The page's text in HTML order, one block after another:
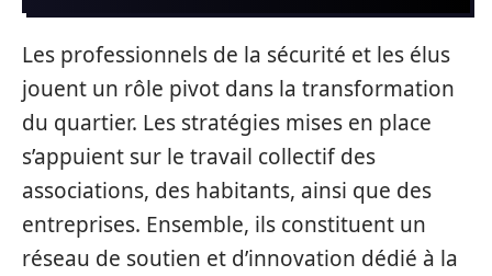
Les professionnels de la sécurité et les élus
jouent un rôle pivot dans la transformation
du quartier. Les stratégies mises en place
s’appuient sur le travail collectif des
associations, des habitants, ainsi que des
entreprises. Ensemble, ils constituent un
réseau de soutien et d’innovation dédié à la